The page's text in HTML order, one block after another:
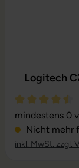
Logitech
mindestens 0
Nicht mehr
inkl. MwSt. zzgl.